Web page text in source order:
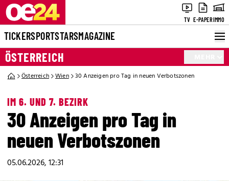
TV E-PAPERIMMO
TICKERSPORTSTARSMAGAZINE
ÖSTERREICH
Österreich Wien 30 Anzeigen pro Tag in neuen Verbotszonen
IM 6. UND 7. BEZIRK
30 Anzeigen pro Tag in
neuen Verbotszonen
05.06.2026, 12:31